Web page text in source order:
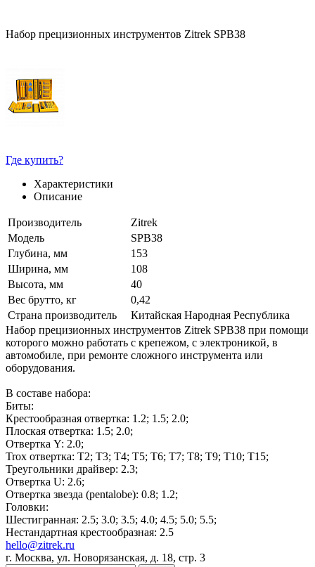
Набор прецизионных инструментов Zitrek SPB38
Где купить?
Характеристики
Описание
Производитель
Zitrek
Модель
SPB38
Глубина, мм
153
Ширина, мм
108
Высота, мм
40
Вес брутто, кг
0,42
Страна производитель
Китайская Народная Республика
Набор прецизионных инструментов Zitrek SPB38 при помощи
которого можно работать с крепежом, с электроникой, в
автомобиле, при ремонте сложного инструмента или
оборудования.
В составе набора:
Биты:
Крестообразная отвертка: 1.2; 1.5; 2.0;
Плоская отвертка: 1.5; 2.0;
Отвертка Y: 2.0;
Trox отвертка: T2; T3; T4; T5; T6; T7; T8; T9; T10; T15;
Треугольники драйвер: 2.3;
Отвертка U: 2.6;
Отвертка звезда (pentalobe): 0.8; 1.2;
Головки:
Шестигранная: 2.5; 3.0; 3.5; 4.0; 4.5; 5.0; 5.5;
Нестандартная крестообразная: 2.5
hello@zitrek.ru
г. Москва, ул. Новорязанская, д. 18, стр. 3